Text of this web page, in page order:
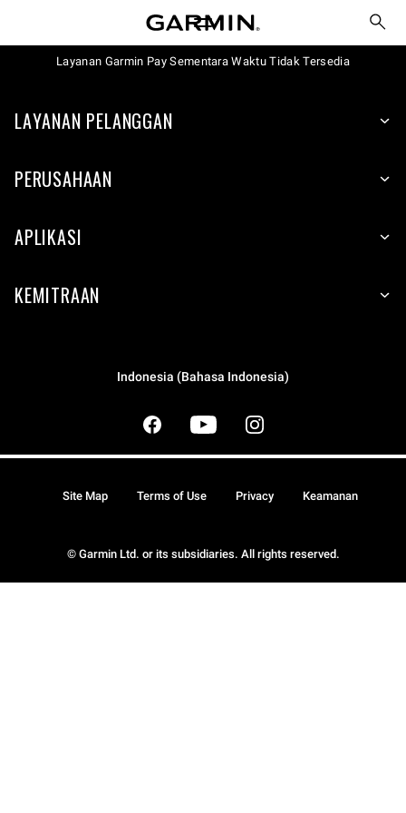
Layanan Garmin Pay Sementara Waktu Tidak Tersedia
LAYANAN PELANGGAN
PERUSAHAAN
APLIKASI
KEMITRAAN
Indonesia (Bahasa Indonesia)
© Garmin Ltd. or its subsidiaries. All rights reserved.
Site Map Terms of Use Privacy Keamanan